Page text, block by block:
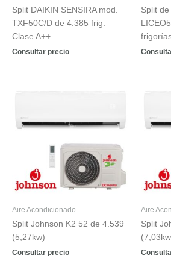
Split DAIKIN SENSIRA mod.
TXF50C/D de 4.385 frig.
Clase A++
Consultar precio
Split
Aire Acondicionado
Split Johnson K2 52 de 4.539
(5,27kw)
Consultar precio
Aire
Split